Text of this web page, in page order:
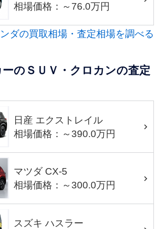
相場価格：～76.0万円
ダの買取相場・査定相場を調べる
のＳＵＶ・クロカンの査定
日産 エクストレイル
相場価格：～390.0万円
マツダ CX-5
相場価格：～300.0万円
スズキ ハスラー